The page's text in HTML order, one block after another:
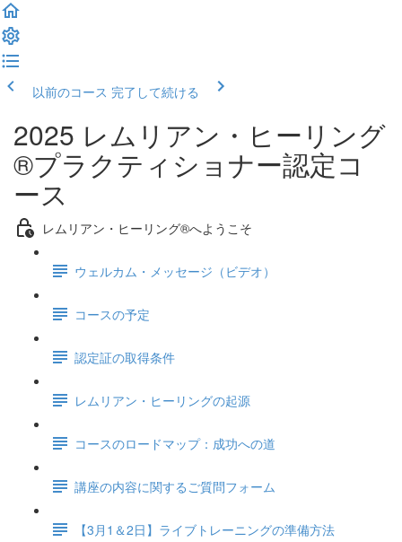
以前のコース 完了して続ける
2025 レムリアン・ヒーリング
®プラクティショナー認定コ
ース
レムリアン・ヒーリング®へようこそ
ウェルカム・メッセージ（ビデオ）
コースの予定
認定証の取得条件
レムリアン・ヒーリングの起源
コースのロードマップ：成功への道
講座の内容に関するご質問フォーム
【3月1＆2日】ライブトレーニングの準備方法